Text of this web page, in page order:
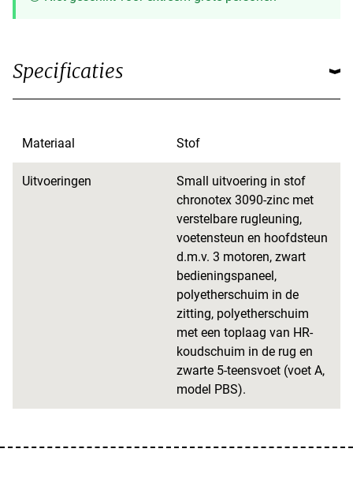
Specificaties
Materiaal Stof
Uitvoeringen
Small uitvoering in stof
chronotex 3090-zinc met
verstelbare rugleuning,
voetensteun en hoofdsteun
d.m.v. 3 motoren, zwart
bedieningspaneel,
polyetherschuim in de
zitting, polyetherschuim
met een toplaag van HR-
koudschuim in de rug en
zwarte 5-teensvoet (voet A,
model PBS).